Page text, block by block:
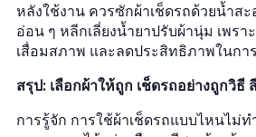
หลังใช้งาน ควรซักผ้าเช็ดรถด้วยน้ำส
อ่อน ๆ หลีกเลี่ยงน้ำยาปรับผ้านุ่ม เพรา
เสื่อมสภาพ และลดประสิทธิภาพในกา
สรุป: เลือกผ้าให้ถูก เช็ดรถอย่างถูกวิธี
การรู้จัก การใช้ผ้าเช็ดรถแบบไหนไม่ท